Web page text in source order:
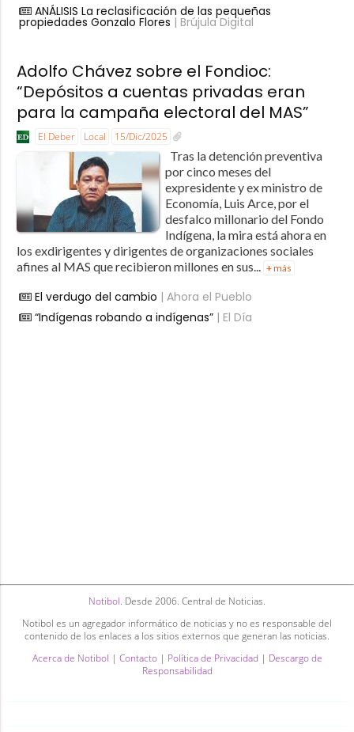
ANÁLISIS La reclasificación de las pequeñas
propiedades Gonzalo Flores | Brújula Digital
Adolfo Chávez sobre el Fondioc:
“Depósitos a cuentas privadas eran
para la campaña electoral del MAS”
El Deber Local 15/Dic/2025
Tras la detención preventiva
por cinco meses del
expresidente y ex ministro de
Economía, Luis Arce, por el
desfalco millonario del Fondo
Indígena, la mira está ahora en
los exdirigentes y dirigentes de organizaciones sociales
afines al MAS que recibieron millones en sus... + más
El verdugo del cambio | Ahora el Pueblo
“Indígenas robando a indígenas”| El Día
Notibol. Desde 2006. Central de Noticias.
Notibol es un agregador informático de noticias y no es responsable del
contenido de los enlaces a los sitios externos que generan las noticias.
Acerca de Notibol | Contacto| Política de Privacidad | Descargo de
Responsabilidad